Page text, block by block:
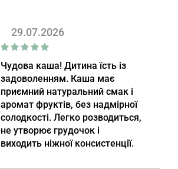
29.07.2026
Чудова каша! Дитина їсть із
задоволенням. Каша має
приємний натуральний смак і
аромат фруктів, без надмірної
солодкості. Легко розводиться,
не утворює грудочок і
виходить ніжної консистенції.